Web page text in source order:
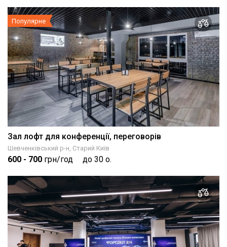
Популярне
Зал лофт для конференції, переговорів
Шевченківський р-н, Старий Київ
600 - 700 грн/год до 30 о.